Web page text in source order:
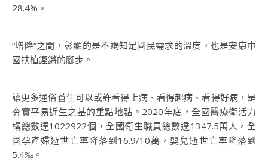
28.4%。
“增降”之間，彰顯的是不竭知足國民需求的溫度，也是安康中
國扶植鏗鏘的腳步。
讓更多通俗蒼生可以或許看得上病、看得起病、看得好病，是
夯實平易近生之基的重點地點。2020年底，全國醫療衛活力
構總數達1022922個，全國衛生職員總數達1347.5萬人，全
國孕產婦逝世亡率降落到16.9/10萬，嬰兒逝世亡率降落到
5.4‰。